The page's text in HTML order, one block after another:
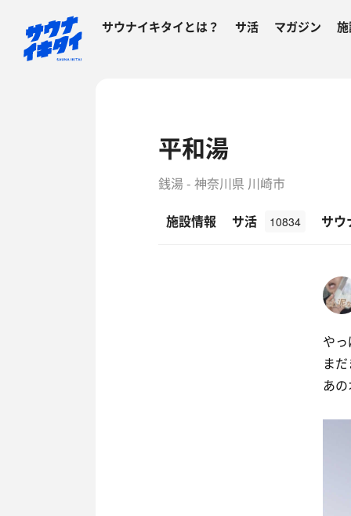
サウナイキタイとは？ サ活 マガジン
平和湯
銭湯 - 神奈川県 川崎市
施設情報
サ活 10834 サウ
や
ま
あ